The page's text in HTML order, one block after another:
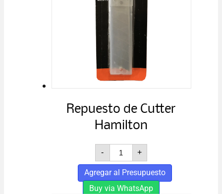
Repuesto de Cutter
Hamilton
-
Repuesto
de
Cutter
Hamilton
cantidad
+
Agregar al Presupuesto
Buy via WhatsApp